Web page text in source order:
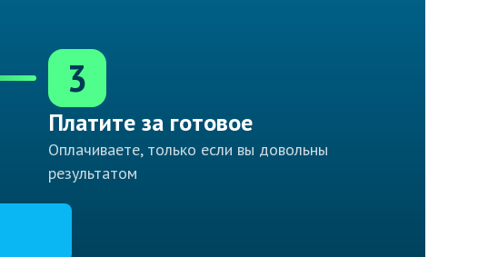
3
Платите за готовое
Оплачиваете, только если вы довольны
результатом